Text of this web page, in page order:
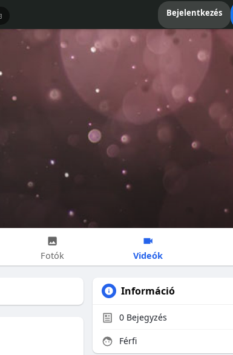
Bejelentkezés
Fotók Videók
Információ
0 Bejegyzés
Férfi